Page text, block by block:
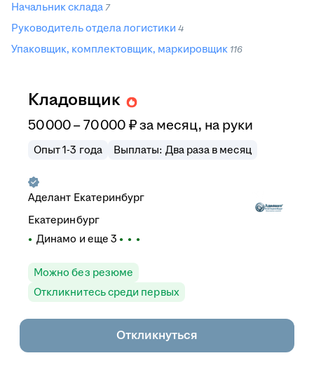
Начальник склада 7
Руководитель отдела логистики 4
Упаковщик, комплектовщик, маркировщик 116
Кладовщик
50 000–70 000 ₽ за месяц, на руки
Опыт 1-3 года Выплаты: Два раза в месяц
Аделант Екатеринбург
Екатеринбург
Динамо и еще 3
Можно без резюме
Откликнитесь среди первых
Откликнуться